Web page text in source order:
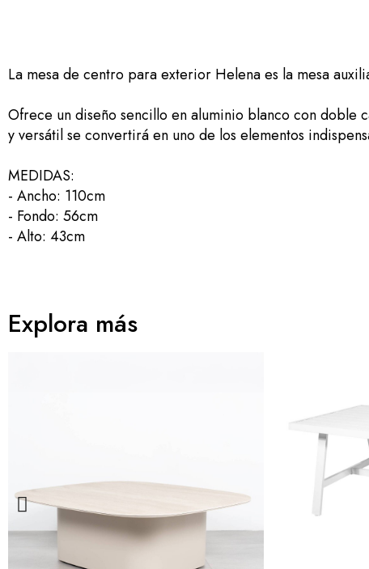
La mesa de centro para exterior Helena es la mesa
Ofrece un diseño sencillo en aluminio blanco con doble
y versátil se convertirá en uno de los elementos
MEDIDAS:
- Ancho: 110cm
- Fondo: 56cm
- Alto: 43cm
Explora más